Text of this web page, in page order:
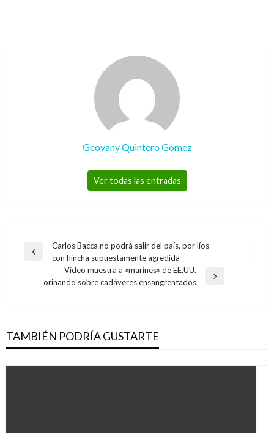
Geovany Quintero Gómez
Ver todas las entradas
Navegación
entradas
Entrada
Carlos Bacca no podrá salir del país, por líos
con hincha supuestamente agredida
Entrada
Video muestra a «marines» de EE.UU.
orinando sobre cadáveres ensangrentados
TAMBIÉN PODRÍA GUSTARTE